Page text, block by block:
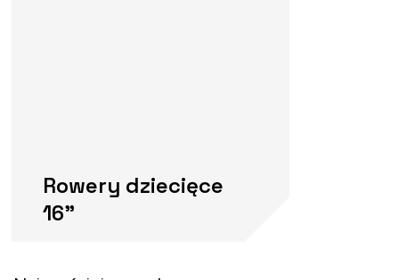
Rowery dziecięce
16"